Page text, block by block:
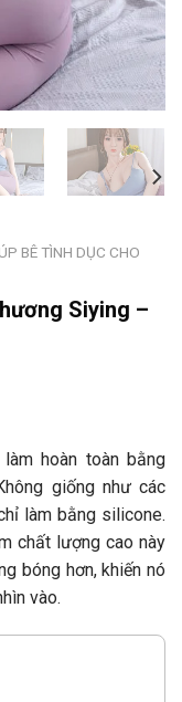
BÊ TÌNH DỤC CHO
Siying –
hoàn toàn bằng
giống như các
làm bằng silicone.
chất lượng cao này
bóng hơn, khiến nó
vào.